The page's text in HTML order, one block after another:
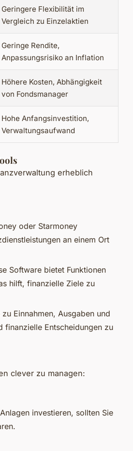
Geringere Flexibilität im
Vergleich zu Einzelaktien
Geringe Rendite,
Anpassungsrisiko an Inflation
Höhere Kosten, Abhängigkeit
von Fondsmanager
Hohe Anfangsinvestition,
Verwaltungsaufwand
erheblich
oder Starmoney
an einem Ort
Software bietet Funktionen
hilft, finanzielle Ziele zu
Einnahmen, Ausgaben und
finanzielle Entscheidungen zu
clever zu managen:
investieren, sollten Sie